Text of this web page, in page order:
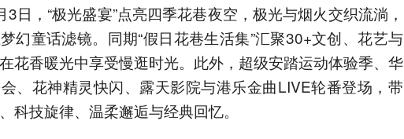
3日，“极光盛宴”点亮四季花巷夜空，极光与烟火交织流淌，
幻童话滤镜。同期“假日花巷生活集”汇聚30+文创、花艺与
花香暖光中享受慢逛时光。此外，超级安踏运动体验季、华
、花神精灵快闪、露天影院与港乐金曲LIVE轮番登场，带
科技旋律、温柔邂逅与经典回忆。